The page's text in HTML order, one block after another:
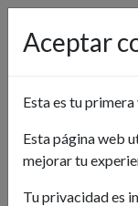
Aceptar
Esta es tu
Esta página web
mejorar tu
Tu privacidad es